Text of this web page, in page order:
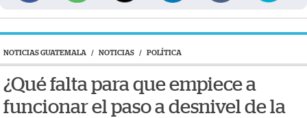
NOTICIAS GUATEMALA / NOTICIAS / POLÍTICA
¿Qué falta para que empiece a
funcionar el paso a desnivel de la